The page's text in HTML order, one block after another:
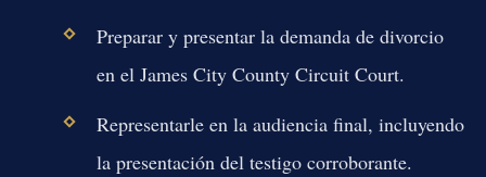
Preparar y presentar la demanda de divorcio
en el James City County Circuit Court.
Representarle en la audiencia final, incluyendo
la presentación del testigo corroborante.